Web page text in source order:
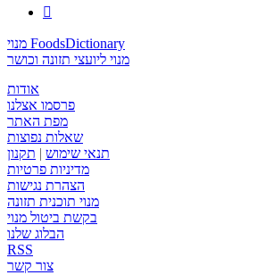

מנוי FoodsDictionary
מנוי ליועצי תזונה וכושר
אודות
פרסמו אצלנו
מפת האתר
שאלות נפוצות
תנאי שימוש | תקנון
מדיניות פרטיות
הצהרת נגישות
מנוי תוכנית תזונה
בקשת ביטול מנוי
הבלוג שלנו
RSS
צור קשר